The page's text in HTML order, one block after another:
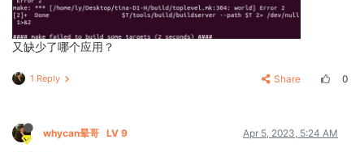
又缺少了哪个应用？
1 Reply Share 0
whycan晕哥 LV 9 Apr 5, 2023, 5:24 AM